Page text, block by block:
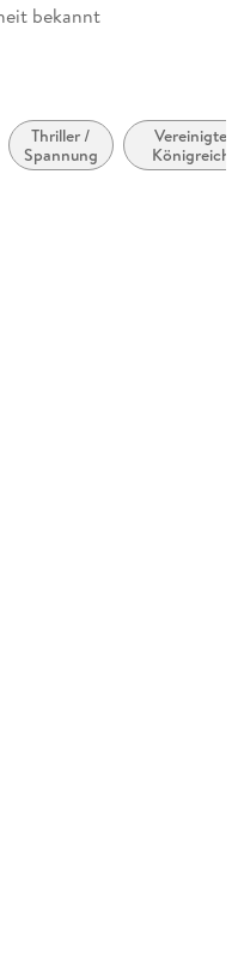
bekannt
Thriller /
Spannung
Vereinigtes
Königreich,